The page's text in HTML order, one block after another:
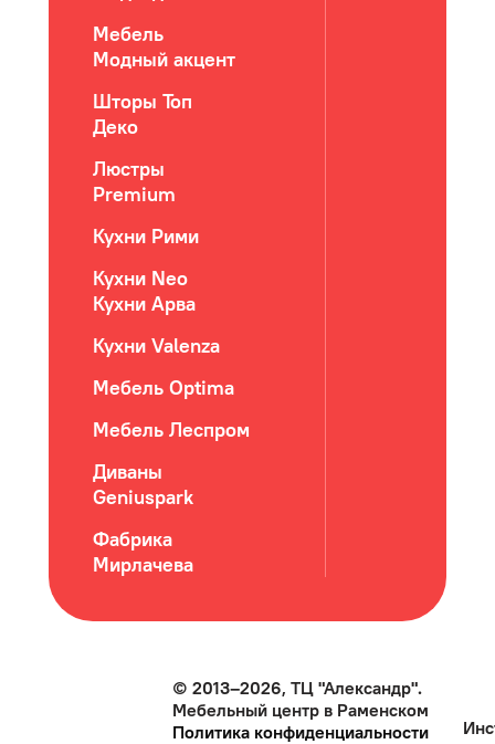
Мебель
Модный акцент
Шторы Топ
Деко
Люстры
Premium
Кухни Рими
Кухни Neo
Кухни Арва
Кухни Valenza
Мебель Optima
Мебель Леспром
Диваны
Geniuspark
Фабрика
Мирлачева
© 2013–2026, ТЦ "Александр".
Мебельный центр в Раменском
Политика конфиденциальности